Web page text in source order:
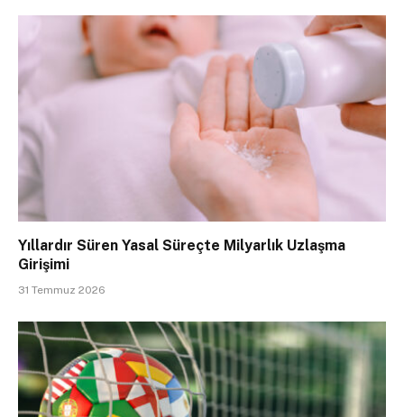
Yıllardır Süren Yasal Süreçte Milyarlık Uzlaşma
Girişimi
31 Temmuz 2026